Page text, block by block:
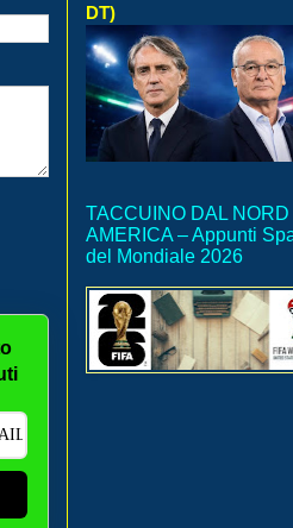
DT)
TACCUINO DAL NORD
AMERICA – Appunti
del Mondiale 2026